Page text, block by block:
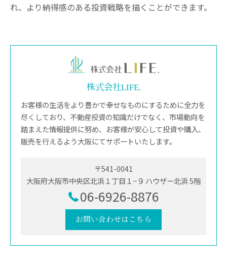
れ、より納得感のある投資戦略を描くことができます。
株式会社LIFE.
お客様の生活をより豊かで幸せなものにするために全力を
尽くしており、不動産投資の知識だけでなく、市場動向を
踏まえた情報提供に努め、お客様が安心して投資や購入、
販売を行えるよう大阪にてサポートいたします。
〒541-0041
大阪府大阪市中央区北浜１丁目１−９ ハウザー北浜 5階
06-6926-8876
お問い合わせはこちら